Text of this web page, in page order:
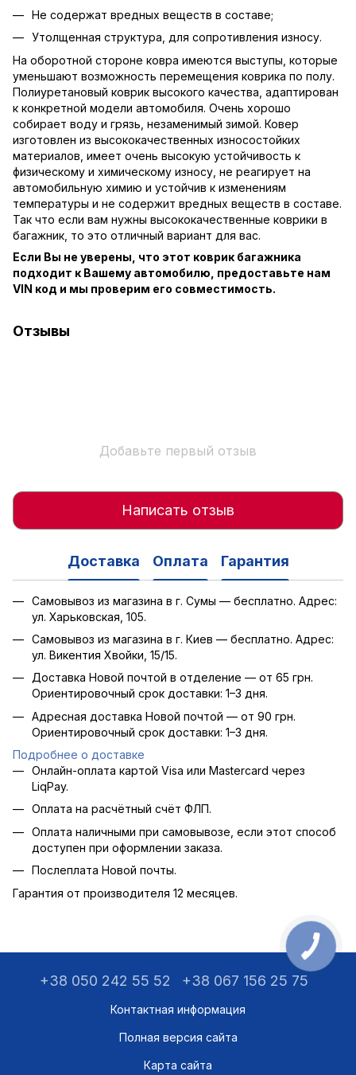
Не содержат вредных веществ в составе;
Утолщенная структура, для сопротивления износу.
На оборотной стороне ковра имеются выступы, которые
уменьшают возможность перемещения коврика по полу.
Полиуретановый коврик высокого качества, адаптирован
к конкретной модели автомобиля. Очень хорошо
собирает воду и грязь, незаменимый зимой. Ковер
изготовлен из высококачественных износостойких
материалов, имеет очень высокую устойчивость к
физическому и химическому износу, не реагирует на
автомобильную химию и устойчив к изменениям
температуры и не содержит вредных веществ в составе.
Так что если вам нужны высококачественные коврики в
багажник, то это отличный вариант для вас.
Если Вы не уверены, что этот коврик багажника
подходит к Вашему автомобилю, предоставьте нам
VIN код и мы проверим его совместимость.
Отзывы
Добавьте первый отзыв
Написать отзыв
Доставка Оплата Гарантия
Самовывоз из магазина в г. Сумы — бесплатно. Адрес:
ул. Харьковская, 105.
Самовывоз из магазина в г. Киев — бесплатно. Адрес:
ул. Викентия Хвойки, 15/15.
Доставка Новой почтой в отделение — от 65 грн.
Ориентировочный срок доставки: 1–3 дня.
Адресная доставка Новой почтой — от 90 грн.
Ориентировочный срок доставки: 1–3 дня.
Подробнее о доставке
Онлайн-оплата картой Visa или Mastercard через
LiqPay.
Оплата на расчётный счёт ФЛП.
Оплата наличными при самовывозе, если этот способ
доступен при оформлении заказа.
Послеплата Новой почты.
Гарантия от производителя 12 месяцев.
+38 050 242 55 52 +38 067 156 25 75
Контактная информация
Полная версия сайта
Карта сайта